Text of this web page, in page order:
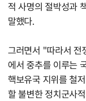
적 사명의 절박성과
말했다.
그러면서 "따라서 전
에서 중추를 이루는
핵보유국 지위를 철
할 불변한 정치군사